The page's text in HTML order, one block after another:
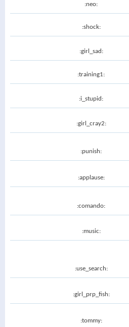
:neo:
:shock:
:girl_sad:
:training1:
:i_stupid:
:girl_cray2:
:punish:
:applause:
:comando:
:music:
:use_search:
:girl_prp_fish:
:tommy: